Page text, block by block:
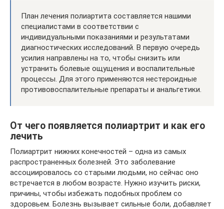
План лечения полиартита составляется нашими
специалистами в соответствии с
индивидуальными показаниями и результатами
диагностических исследований. В первую очередь
усилия направлены на то, чтобы снизить или
устранить болевые ощущения и воспалительные
процессы. Для этого применяются нестероидные
противовоспалительные препараты и анальгетики.
От чего появляется полиартрит и как его
лечить
Полиартрит нижних конечностей – одна из самых
распространенных болезней. Это заболевание
ассоциировалось со старыми людьми, но сейчас оно
встречается в любом возрасте. Нужно изучить риски,
причины, чтобы избежать подобных проблем со
здоровьем. Болезнь вызывает сильные боли, добавляет